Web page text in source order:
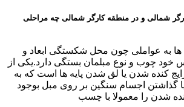
شمالی و در منطقه کارگر شمالی چه مراحلی
به عواملی چون محل شکستگی ابعاد و
چوب و نوع مبلمان بستگی دارد.یکی از
کنده شدن یا لق شدن پایه ها است که به
گذاشتن اجسام سنگین بر روی مبل بوجود
شدن را معمولا با چسب